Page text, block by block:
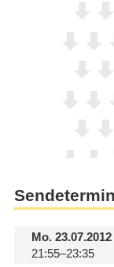
Mo.23.07.2012
21:55–23:35